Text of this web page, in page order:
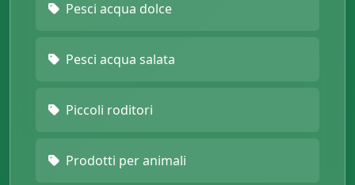
Pesci acqua dolce
Pesci acqua salata
Piccoli roditori
Prodotti per animali